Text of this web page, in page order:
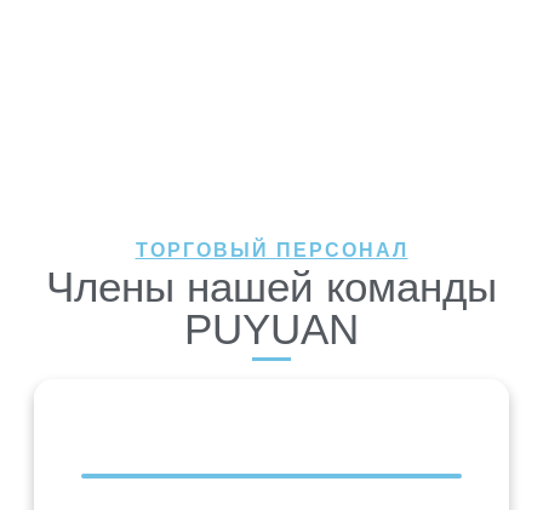
ТОРГОВЫЙ ПЕРСОНАЛ
Члены нашей команды
PUYUAN